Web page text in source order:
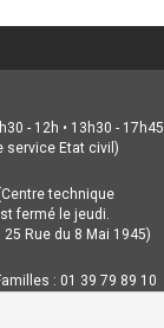
- 12h • 13h30 - 17h45
service Etat civil)
technique
fermé le jeudi.
Rue du 8 Mai 1945)
: 01 39 79 89 10